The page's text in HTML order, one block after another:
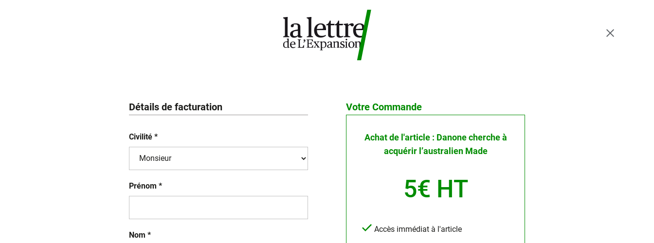
Détails de facturation
Civilité *
Prénom *
Nom *
Votre Commande
Achat de l'article : Danone cherche à
acquérir l’australien Made
5€ HT
Accès immédiat à l'article